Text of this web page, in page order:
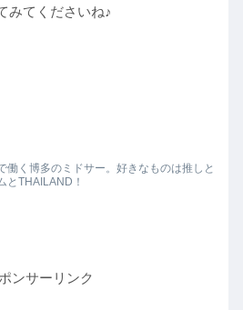
みてくださいね♪
働く博多のミドサー。好きなものは推しと
とTHAILAND！
ンサーリンク